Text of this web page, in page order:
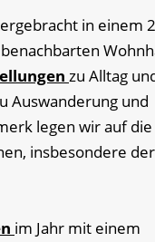
in einem
zu Alltag
Auswanderung und
legen wir auf die
insbesondere der
im Jahr mit einem